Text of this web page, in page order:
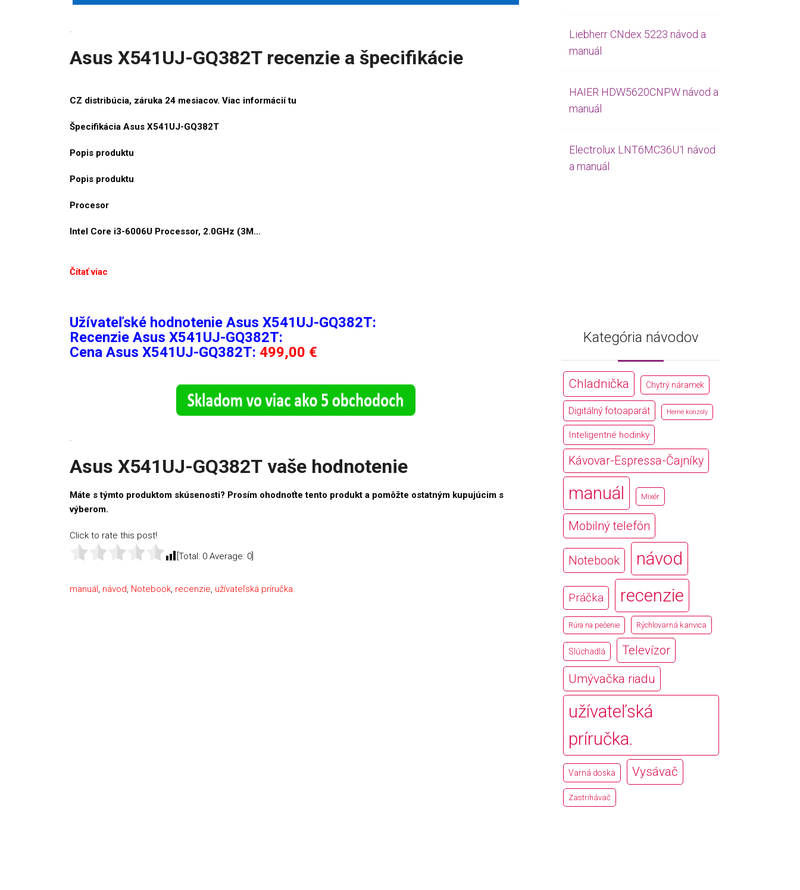
.
Asus X541UJ-GQ382T recenzie a špecifikácie
CZ distribúcia, záruka 24 mesiacov. Viac informácií tu
Špecifikácia Asus X541UJ-GQ382T
Popis produktu
Popis produktu
Procesor
Intel Core i3-6006U Processor, 2.0GHz (3M…
Čítať viac
Užívateľské hodnotenie Asus X541UJ-GQ382T:
Recenzie Asus X541UJ-GQ382T:
Cena Asus X541UJ-GQ382T: 499,00 €
.
Asus X541UJ-GQ382T vaše hodnotenie
Máte s týmto produktom skúsenosti? Prosím ohodnoťte tento produkt a pomôžte ostatným kupujúcim s
výberom.
Click to rate this post!
[Total: 0 Average: 0
manuál, návod, Notebook, recenzie, užívateľská príručka.
Liebherr CNdex 5223 návod a
manuál
HAIER HDW5620CNPW návod a
manuál
Electrolux LNT6MC36U1 návod
a manuál
Kategória návodov
Chladnička Chytrý náramek
Digitálný fotoaparát Herné konzoly
Inteligentné hodinky
Kávovar-Espressa-Čajníky
manuál Mixér
Mobilný telefón
Notebook návod
Práčka recenzie
Rúra na pečenie Rýchlovarná kanvica
Slúchadlá
Televízor
Umývačka riadu
užívateľská
príručka.
Varná doska Vysávač
Zastrihávač